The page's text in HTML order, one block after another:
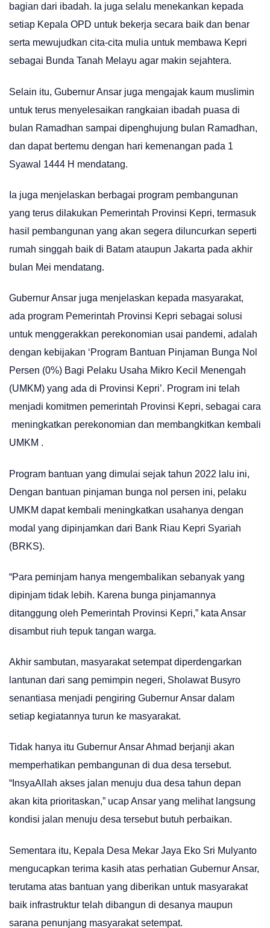
bagian dari ibadah. Ia juga selalu menekankan kepada
setiap Kepala OPD untuk bekerja secara baik dan benar
serta mewujudkan cita-cita mulia untuk membawa Kepri
sebagai Bunda Tanah Melayu agar makin sejahtera.
Selain itu, Gubernur Ansar juga mengajak kaum muslimin
untuk terus menyelesaikan rangkaian ibadah puasa di
bulan Ramadhan sampai dipenghujung bulan Ramadhan,
dan dapat bertemu dengan hari kemenangan pada 1
Syawal 1444 H mendatang.
Ia juga menjelaskan berbagai program pembangunan
yang terus dilakukan Pemerintah Provinsi Kepri, termasuk
hasil pembangunan yang akan segera diluncurkan seperti
rumah singgah baik di Batam ataupun Jakarta pada akhir
bulan Mei mendatang.
Gubernur Ansar juga menjelaskan kepada masyarakat,
ada program Pemerintah Provinsi Kepri sebagai solusi
untuk menggerakkan perekonomian usai pandemi, adalah
dengan kebijakan ‘Program Bantuan Pinjaman Bunga Nol
Persen (0%) Bagi Pelaku Usaha Mikro Kecil Menengah
(UMKM) yang ada di Provinsi Kepri’. Program ini telah
menjadi komitmen pemerintah Provinsi Kepri, sebagai cara
meningkatkan perekonomian dan membangkitkan kembali
UMKM .
Program bantuan yang dimulai sejak tahun 2022 lalu ini,
Dengan bantuan pinjaman bunga nol persen ini, pelaku
UMKM dapat kembali meningkatkan usahanya dengan
modal yang dipinjamkan dari Bank Riau Kepri Syariah
(BRKS).
“Para peminjam hanya mengembalikan sebanyak yang
dipinjam tidak lebih. Karena bunga pinjamannya
ditanggung oleh Pemerintah Provinsi Kepri,” kata Ansar
disambut riuh tepuk tangan warga.
Akhir sambutan, masyarakat setempat diperdengarkan
lantunan dari sang pemimpin negeri, Sholawat Busyro
senantiasa menjadi pengiring Gubernur Ansar dalam
setiap kegiatannya turun ke masyarakat.
Tidak hanya itu Gubernur Ansar Ahmad berjanji akan
memperhatikan pembangunan di dua desa tersebut.
“InsyaAllah akses jalan menuju dua desa tahun depan
akan kita prioritaskan,” ucap Ansar yang melihat langsung
kondisi jalan menuju desa tersebut butuh perbaikan.
Sementara itu, Kepala Desa Mekar Jaya Eko Sri Mulyanto
mengucapkan terima kasih atas perhatian Gubernur Ansar,
terutama atas bantuan yang diberikan untuk masyarakat
baik infrastruktur telah dibangun di desanya maupun
sarana penunjang masyarakat setempat.